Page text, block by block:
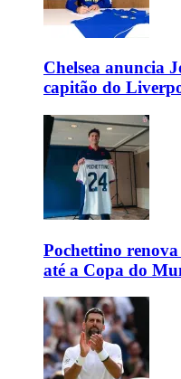
Chelsea anuncia
capitão do
Pochettino
até a Copa do